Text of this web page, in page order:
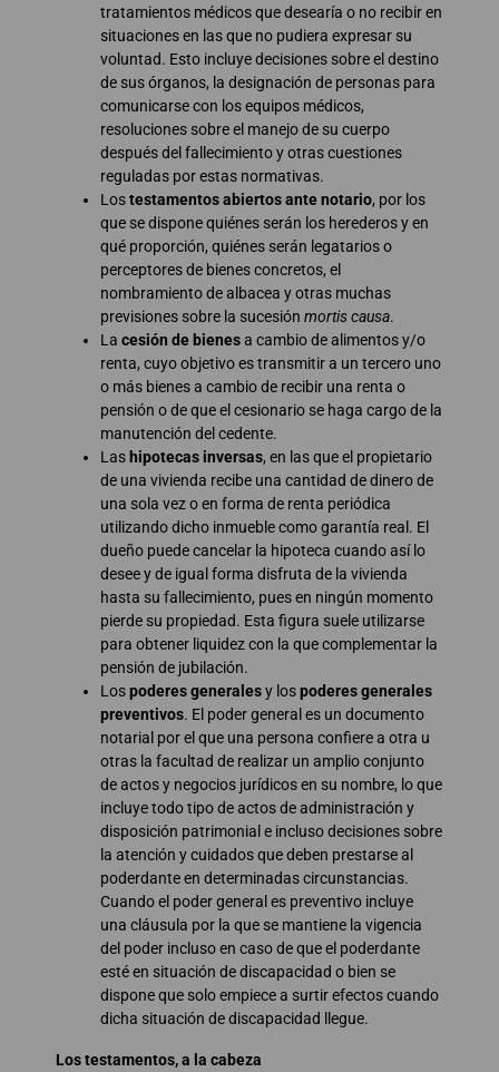
tratamientos médicos que desearía o no recibir en
situaciones en las que no pudiera expresar su
voluntad. Esto incluye decisiones sobre el destino
de sus órganos, la designación de personas para
comunicarse con los equipos médicos,
resoluciones sobre el manejo de su cuerpo
después del fallecimiento y otras cuestiones
reguladas por estas normativas.
Lostestamentos abiertos ante notario, por los
que se dispone quiénes serán los herederos y en
qué proporción, quiénes serán legatarios o
perceptores de bienes concretos, el
nombramiento de albacea y otras muchas
previsiones sobre la sucesión mortis causa.
La cesión de bienesa cambio de alimentos y/o
renta, cuyo objetivo es transmitir a un tercero uno
o más bienes a cambio de recibir una renta o
pensión o de que el cesionario se haga cargo de la
manutención del cedente.
Las hipotecas inversas, en las que el propietario
de una vivienda recibe una cantidad de dinero de
una sola vez o en forma de renta periódica
utilizando dicho inmueble como garantía real. El
dueño puede cancelar la hipoteca cuando así lo
desee y de igual forma disfruta de la vivienda
hasta su fallecimiento, pues en ningún momento
pierde su propiedad. Esta figura suele utilizarse
para obtener liquidez con la que complementar la
pensión de jubilación.
Lospoderes generalesy lospoderes generales
preventivos. El poder general es un documento
notarial por el que una persona confiere a otra u
otras la facultad de realizar un amplio conjunto
de actos y negocios jurídicos en su nombre, lo que
incluye todo tipo de actos de administración y
disposición patrimonial e incluso decisiones sobre
la atención y cuidados que deben prestarse al
poderdante en determinadas circunstancias.
Cuando el poder general es preventivo incluye
una cláusula por la que se mantiene la vigencia
del poder incluso en caso de que el poderdante
esté en situación de discapacidad o bien se
dispone que solo empiece a surtir efectos cuando
dicha situación de discapacidad llegue.
Los testamentos, a la cabeza